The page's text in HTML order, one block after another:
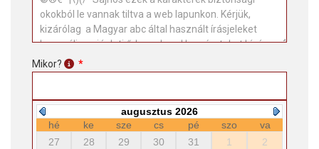
Mikor? *
augusztus 2026
hé
ke sze cs pé szo
va
27
28 29 30 31 1
2